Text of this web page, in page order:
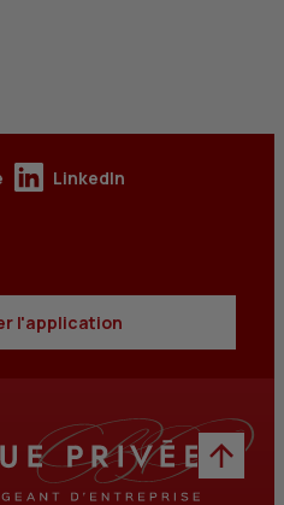
LinkedIn
l'application